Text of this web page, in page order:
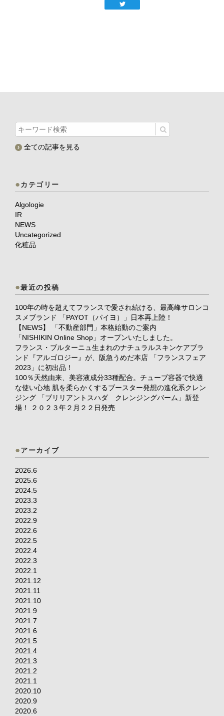
全ての記事を見る
カテゴリー
Algologie
IR
NEWS
Uncategorized
化粧品
最近の投稿
100年の時を超えてフランスで愛され続ける、最高峰サロンコ
スメブランド 「PAYOT（パイヨ）」日本再上陸！
【NEWS】 「不動産部門」本格始動のご案内
「NISHIKIN Online Shop」オープンいたしました。
フランス・ブルターニュ生まれのナチュラルスキンケアブラ
ンド『アルゴロジー』が、阪急うめだ本店 「フランスフェア
2023」に初出品！
100％天然由来、美容液成分33種配合。チューブ容器で快適
な使い心地 肌を柔らかくするブースター発想の進化系クレン
ジング 「ブリリアントスハダ クレンジングバーム」新登
場！ ２０２３年２月２２日発売
アーカイブ
2026.6
2025.6
2024.5
2023.3
2023.2
2022.9
2022.6
2022.5
2022.4
2022.3
2022.1
2021.12
2021.11
2021.10
2021.9
2021.7
2021.6
2021.5
2021.4
2021.3
2021.2
2021.1
2020.10
2020.9
2020.6